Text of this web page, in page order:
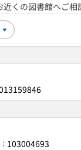
くの図書館へご相
103004693